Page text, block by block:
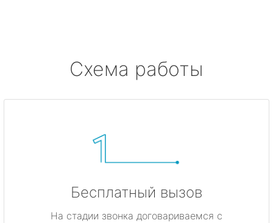
Схема работы
Бесплатный вызов
На стадии звонка договариваемся с